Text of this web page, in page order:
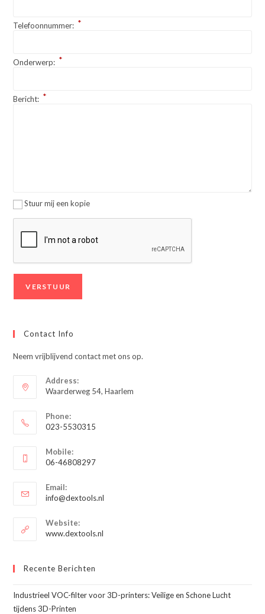
Telefoonnummer: *
Onderwerp: *
Bericht: *
Stuur mij een kopie
Contact Info
Neem vrijblijvend contact met ons op.
Address:
Waarderweg 54, Haarlem
Phone:
023-5530315
in
je
toepassing
Mobile:
06-46808297
in
je
toepassing
Email:
info@dextools.nl
Website:
www.dextools.nl
Recente Berichten
Industrieel VOC-filter voor 3D-printers: Veilige en Schone Lucht
tijdens 3D-Printen